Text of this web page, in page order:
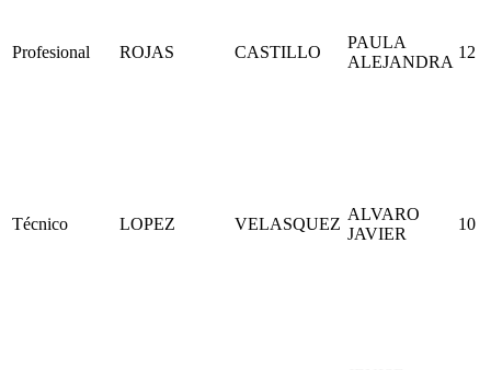
Profesional ROJAS CASTILLO
PAULA
ALEJANDRA
12
Técnico LOPEZ VELASQUEZ
ALVARO
JAVIER
10